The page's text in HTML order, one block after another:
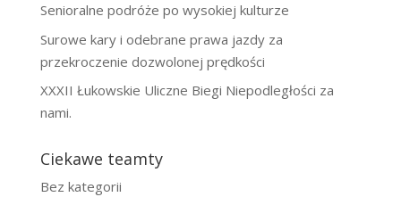
Senioralne podróże po wysokiej kulturze
Surowe kary i odebrane prawa jazdy za
przekroczenie dozwolonej prędkości
XXXII Łukowskie Uliczne Biegi Niepodległości za
nami.
Ciekawe teamty
Bez kategorii